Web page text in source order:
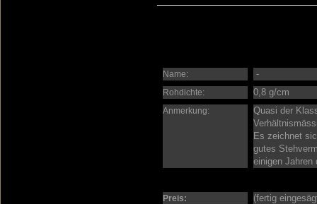
Name: -
Rohdichte: 0,8 g/cm
Anmerkung:
Quasi der
Es zeichnet
gutes
einigen Jahren
Preis: (fertig